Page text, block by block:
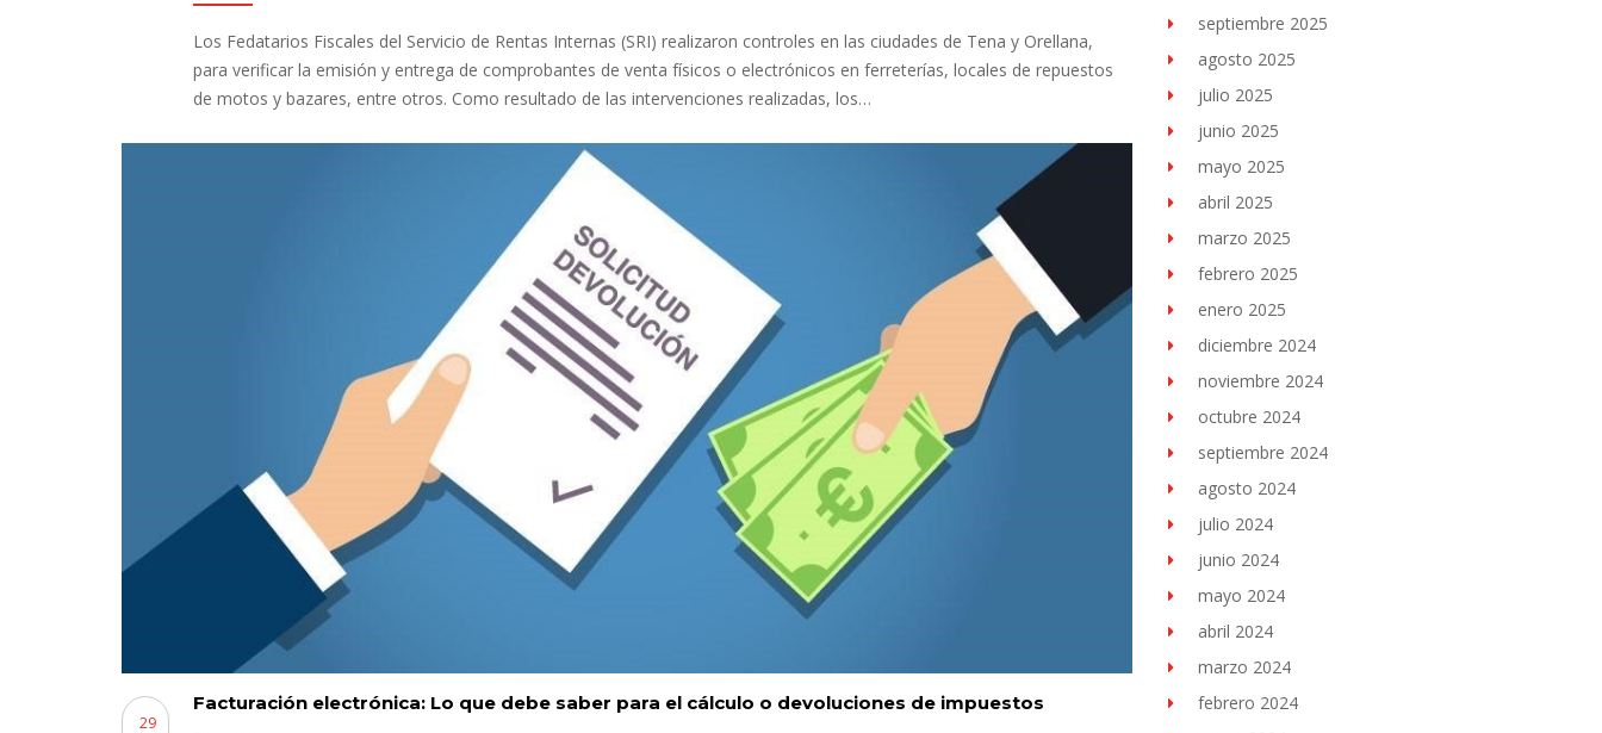
Los Fedatarios Fiscales del Servicio de Rentas Internas (SRI) realizaron controles en las ciudades de Tena y Orellana,
para verificar la emisión y entrega de comprobantes de venta físicos o electrónicos en ferreterías, locales de repuestos
de motos y bazares, entre otros. Como resultado de las intervenciones realizadas, los…
Facturación electrónica: Lo que debe saber para el cálculo o devoluciones de impuestos
29
septiembre 2025
agosto 2025
julio 2025
junio 2025
mayo 2025
abril 2025
marzo 2025
febrero 2025
enero 2025
diciembre 2024
noviembre 2024
octubre 2024
septiembre 2024
agosto 2024
julio 2024
junio 2024
mayo 2024
abril 2024
marzo 2024
febrero 2024